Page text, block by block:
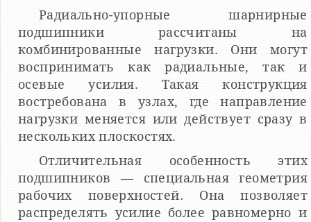
Радиально-упорные шарнирные
подшипники рассчитаны на
комбинированные нагрузки. Они могут
воспринимать как радиальные, так и
осевые усилия. Такая конструкция
востребована в узлах, где направление
нагрузки меняется или действует сразу в
нескольких плоскостях.
Отличительная особенность этих
подшипников — специальная геометрия
рабочих поверхностей. Она позволяет
распределять усилие более равномерно и